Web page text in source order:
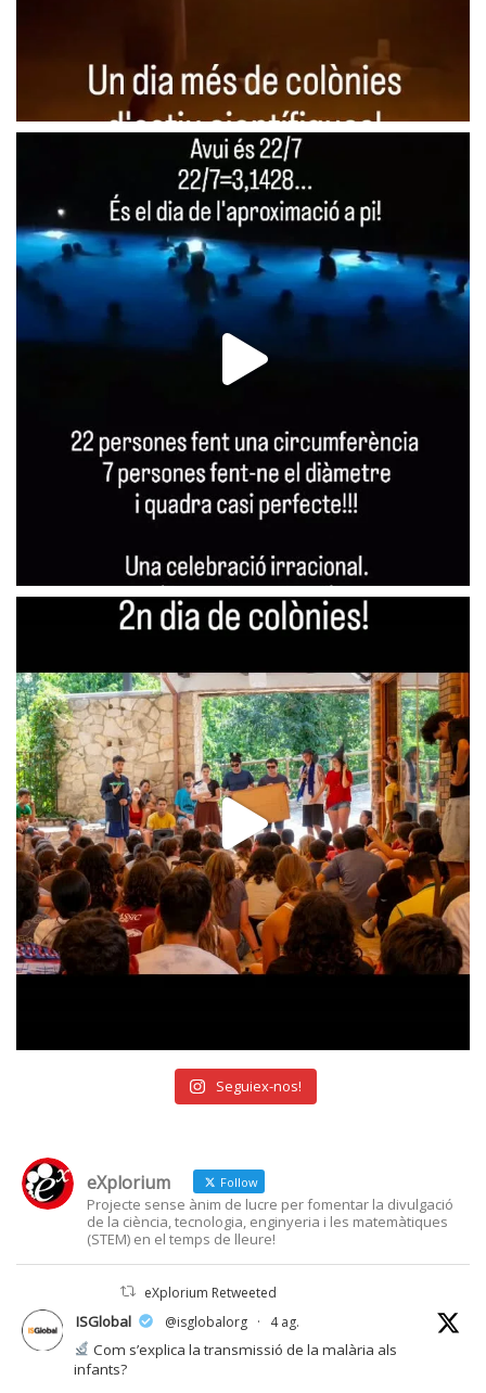
Seguiex-nos!
eXplorium Follow
Projecte sense ànim de lucre per fomentar la divulgació
de la ciència, tecnologia, enginyeria i les matemàtiques
(STEM) en el temps de lleure!
eXplorium Retweeted
ISGlobal @isglobalorg · 4 ag.
Com s’explica la transmissió de la malària als
infants?